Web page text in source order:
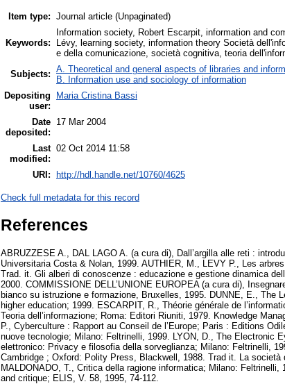
Item type: Journal article (Unpaginated)
Keywords:
Information society, Robert Escarpit, information and
Lévy, learning society, information theory Società
e della comunicazione, società cognitiva, teoria
Subjects: A. Theoretical and general aspects of libraries and
B. Information use and sociology of information
Depositing
user:
Maria Cristina Bassi
Date
deposited:
17 Mar 2004
Last
modified:
02 Oct 2014 11:58
URI: http://hdl.handle.net/10760/4625
Check full metadata for this record
References
ABRUZZESE A., DAL LAGO A. (a cura di), Dall’argilla alle reti :
Universitaria Costa & Nolan, 1999. AUTHIER, M., LEVY P., Les
Trad. it. Gli alberi di conoscenze : educazione e gestione dinamica
2000. COMMISSIONE DELL’UNIONE EUROPEA (a cura di),
bianco su istruzione e formazione, Bruxelles, 1995. DUNNE, E., The
higher education; 1999. ESCARPIT, R., Théorie générale de
Teoria dell’informazione; Roma: Editori Riuniti, 1979. Knowledge
P., Cyberculture : Rapport au Conseil de l’Europe; Paris : Editions
nuove tecnologie; Milano: Feltrinelli, 1999. LYON, D., The Electronic
elettronico: Privacy e filosofia della sorveglianza; Milano: Feltrinelli,
Cambridge ; Oxford: Polity Press, Blackwell, 1988. Trad it. La società
MALDONADO, T., Critica della ragione informatica; Milano:
and critique; ELIS, V. 58, 1995, 74-112.